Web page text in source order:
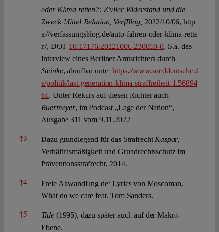
oder Klima retten?: Ziviler Widerstand und die
Zweck-Mittel-Relation, VerfBlog, 2022/10/06, http
s://verfassungsblog.de/auto-fahren-oder-klima-rette
n/, DOI: 10.17176/20221006-230850-0. S.a. das
Interview eines Berliner Amtsrichters durch
Steinke, abrufbar unterhttps://www.sueddeutsche.d
e/politik/last-generation-klima-straffreiheit-1.56894
61 . Unter Rekurs auf diesen Richter auch
Buermeyer, im Podcast „Lage der Nation“,
Ausgabe 311 vom 9.11.2022.
↑3 Dazu grundlegend für das Strafrecht Kaspar,
Verhältnismäßigkeit und Grundrechtsschutz im
Präventionsstrafrecht, 2014.
↑4
Freie Abwandlung der Lyrics von Moscoman,
What do we care feat. Tom Sanders.
↑5 Title(1995), dazu später auch auf der Makro-
Ebene.